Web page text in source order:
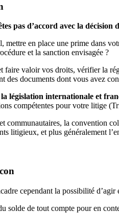
pas d’accord avec la
en place une prime dans
et la sanction envisagée ?
faire valoir vos droits, vérifier la
des documents dont vous avez
législation internationale et
compétentes pour votre litige
communautaires, la convention
litigieux, et plus généralement
cependant la possibilité
solde de tout compte pour en